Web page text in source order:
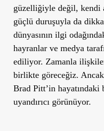
güzelliğiyle değil, kendi
güçlü duruşuyla da
dünyasının ilgi
hayranlar ve medya
ediliyor. Zamanla
birlikte göreceğiz.
Brad Pitt’in
uyandırıcı görünüyor.